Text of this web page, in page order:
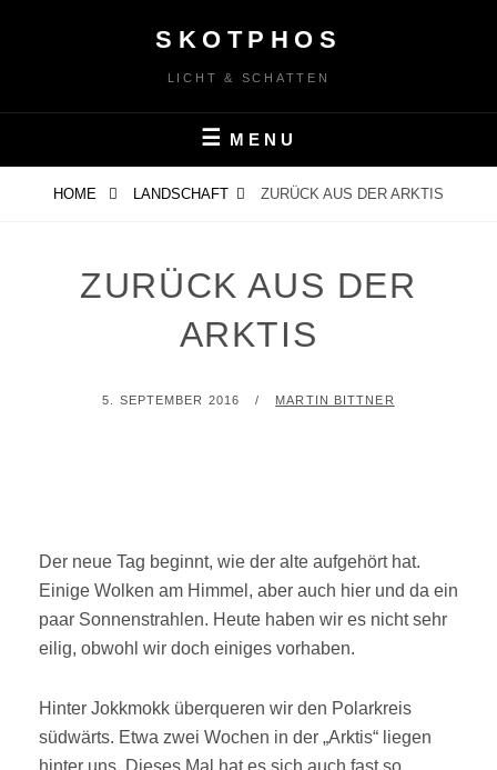
SKOTPHOS
LICHT & SCHATTEN
MENU
HOME LANDSCHAFT ZURÜCK AUS DER ARKTIS
ZURÜCK AUS DER
ARKTIS
POSTED
5. SEPTEMBER 2016 BY
MARTIN BITTNER
Der neue Tag beginnt, wie der alte aufgehört hat.
Einige Wolken am Himmel, aber auch hier und da ein
paar Sonnenstrahlen. Heute haben wir es nicht sehr
eilig, obwohl wir doch einiges vorhaben.
Hinter Jokkmokk überqueren wir den Polarkreis
südwärts. Etwa zwei Wochen in der „Arktis“ liegen
hinter uns. Dieses Mal hat es sich auch fast so